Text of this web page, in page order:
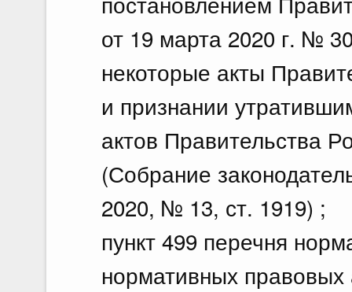
от 19 марта 2020 г. №
некоторые акты
и признании
актов Правительства
(Собрание
2020, № 13, ст. 1919) ;
пункт 499 перечня
нормативных правовых